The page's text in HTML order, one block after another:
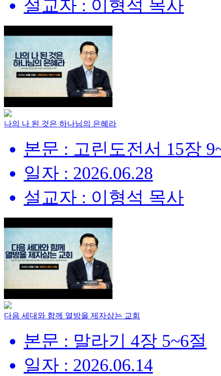
설교자 : 이형석 목사
나의 나 된 것은 하나님의 은혜라
본문 : 고린도전서 15장
일자 : 2026.06.28
설교자 : 이형석 목사
다음 세대와 함께 열방을 제자삼는 교회
본문 : 말라기 4장 5~6절
일자 : 2026.06.14